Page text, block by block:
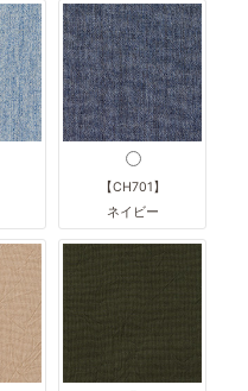
【CH701】
ネイビー